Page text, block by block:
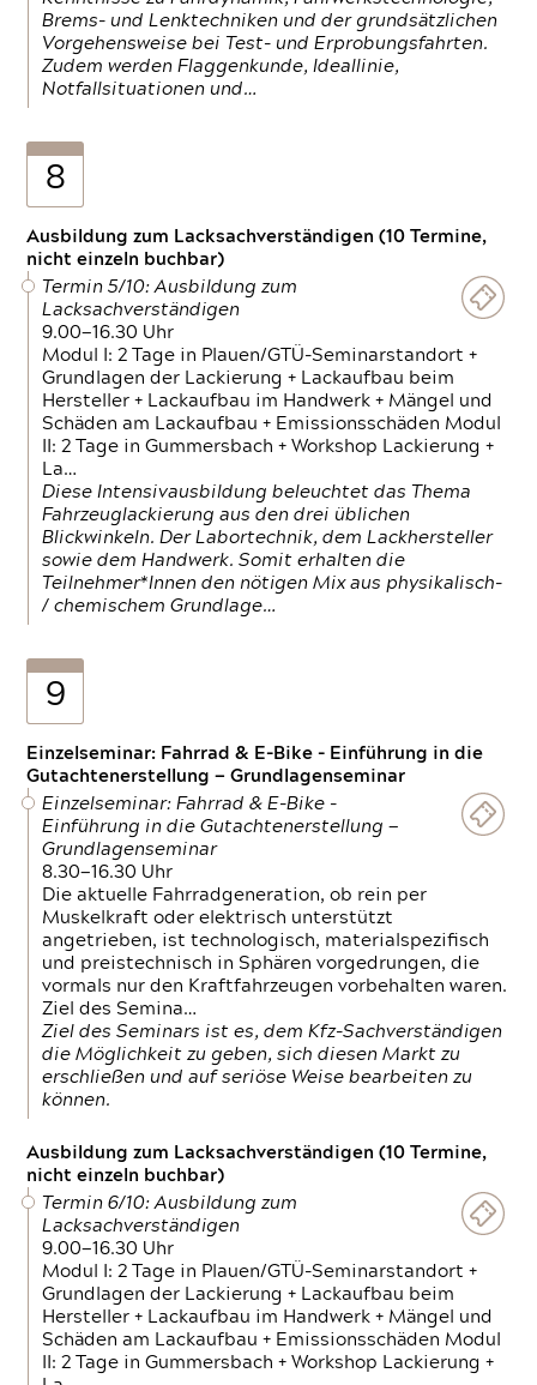
Brems- und Lenktechniken und der grundsätzlichen
Vorgehensweise bei Test- und Erprobungsfahrten.
Zudem werden Flaggenkunde, Ideallinie,
Notfallsituationen und…
8
Ausbildung zum Lacksachverständigen (10 Termine,
nicht einzeln buchbar)
Termin 5/10: Ausbildung zum
Lacksachverständigen
9.00—16.30 Uhr
Modul I: 2 Tage in Plauen/GTÜ-Seminarstandort +
Grundlagen der Lackierung + Lackaufbau beim
Hersteller + Lackaufbau im Handwerk + Mängel und
Schäden am Lackaufbau + Emissionsschäden Modul
II: 2 Tage in Gummersbach + Workshop Lackierung +
La…
Diese Intensivausbildung beleuchtet das Thema
Fahrzeuglackierung aus den drei üblichen
Blickwinkeln. Der Labortechnik, dem Lackhersteller
sowie dem Handwerk. Somit erhalten die
Teilnehmer*Innen den nötigen Mix aus physikalisch-
/ chemischem Grundlage…
9
Einzelseminar: Fahrrad & E-Bike - Einführung in die
Gutachtenerstellung — Grundlagenseminar
Einzelseminar: Fahrrad & E-Bike -
Einführung in die Gutachtenerstellung —
Grundlagenseminar
8.30—16.30 Uhr
Die aktuelle Fahrradgeneration, ob rein per
Muskelkraft oder elektrisch unterstützt
angetrieben, ist technologisch, materialspezifisch
und preistechnisch in Sphären vorgedrungen, die
vormals nur den Kraftfahrzeugen vorbehalten waren.
Ziel des Semina…
Ziel des Seminars ist es, dem Kfz-Sachverständigen
die Möglichkeit zu geben, sich diesen Markt zu
erschließen und auf seriöse Weise bearbeiten zu
können.
Ausbildung zum Lacksachverständigen (10 Termine,
nicht einzeln buchbar)
Termin 6/10: Ausbildung zum
Lacksachverständigen
9.00—16.30 Uhr
Modul I: 2 Tage in Plauen/GTÜ-Seminarstandort +
Grundlagen der Lackierung + Lackaufbau beim
Hersteller + Lackaufbau im Handwerk + Mängel und
Schäden am Lackaufbau + Emissionsschäden Modul
II: 2 Tage in Gummersbach + Workshop Lackierung +